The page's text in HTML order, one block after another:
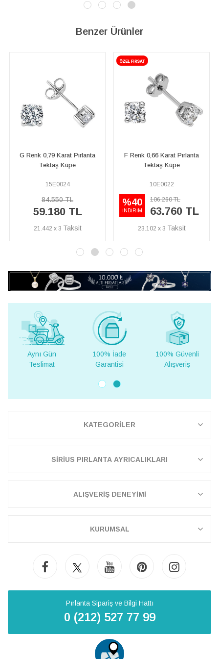
Benzer Ürünler
F Renk 0,66 Karat Pırlanta
Tektaş Küpe
10E0022
%40
İNDİRİM
106.260 TL
63.760 TL
23.102 x 3
Toplam 0,80 Karat Pırlanta
Büyük Koronet Küpe
04E0163
%40
İNDİRİM
66.320 TL
39.790 TL
14.417 x 3
100% İade
Garantisi
100% Güvenli
Alışveriş
Yurt Dışına
Teslimat
KATEGORİLER
SİRİUS PIRLANTA AYRICALIKLARI
ALIŞVERİŞ DENEYİMİ
KURUMSAL
Pırlanta Sipariş ve Bilgi Hattı
0 (212) 527 77 99